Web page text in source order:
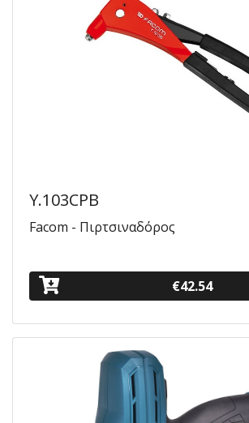
Y.103CPB
Facom - Πιρτσιναδόρος
€42.54